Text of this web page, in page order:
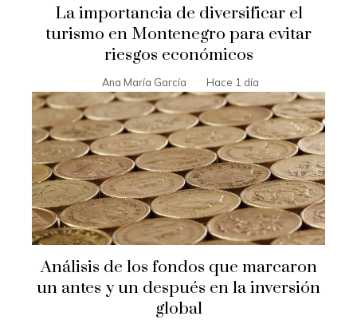
La importancia de diversificar el
turismo en Montenegro para evitar
riesgos económicos
Ana María García Hace 1 día
Análisis de los fondos que marcaron
un antes y un después en la inversión
global